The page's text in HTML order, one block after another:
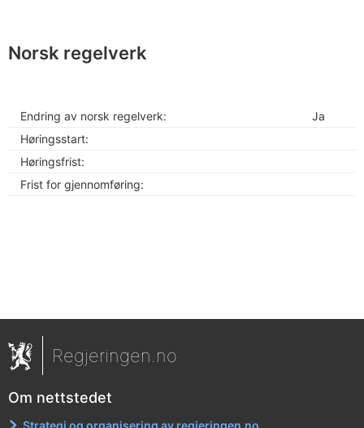
Norsk regelverk
Endring av norsk regelverk:
Ja
Høringsstart:
Høringsfrist:
Frist for gjennomføring:
Regjeringen.no
Om nettstedet
Strategi og organisering av regjeringen.no